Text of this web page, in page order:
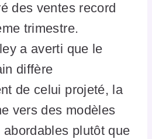
des ventes record
trimestre.
a averti que le
diffère
de celui projeté, la
vers des modèles
plutôt que